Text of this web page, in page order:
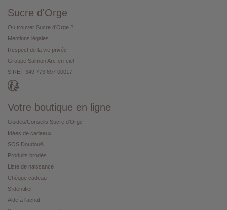
Sucre d'Orge
Où trouver Sucre d'Orge ?
Mentions légales
Respect de la vie privée
Groupe Salmon Arc-en-ciel
SIRET 349 773 697 00017
Votre boutique en ligne
Guides/Conseils Sucre d'Orge
Idées de cadeaux
SOS Doudou®
Produits brodés
Liste de naissance
Chèque cadeau
S'identifier
Aide à l'achat